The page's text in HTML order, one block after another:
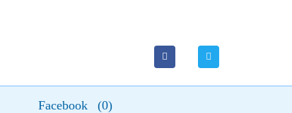
Facebook (0)